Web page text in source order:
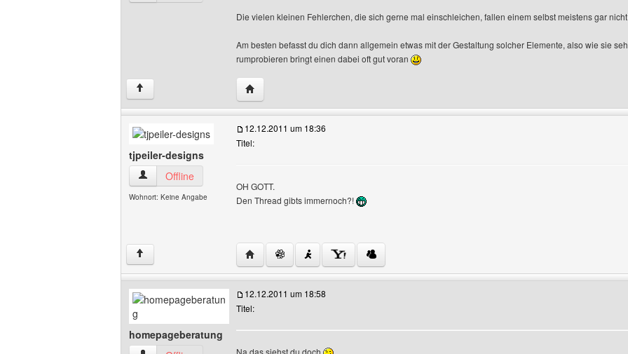
Die vielen kleinen Fehlerchen, die sich gerne mal einschleichen, fallen einem selbst meistens gar
Am besten befasst du dich dann allgemein etwas mit der Gestaltung solcher Elemente, also wie sie
rumprobieren bringt einen dabei oft gut voran
↑ Website dieses Benutzers besuchen: homepageberatung
tjpeiler-designs
tjpeiler-designs Benutzer-Profile anzeigen
Offline
Wohnort: Keine Angabe
12.12.2011 um 18:36
Titel:
OH GOTT.
Den Thread gibts immernoch?!
↑ Website dieses Benutzers besuchen: tjpeiler-designs
homepageberatung
12.12.2011 um 18:58
Titel:
Na das siehst du doch